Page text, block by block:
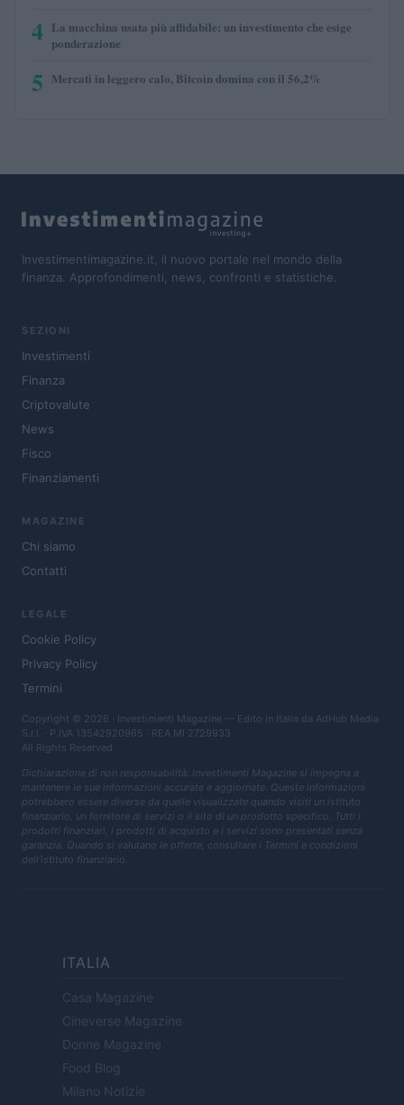
4 La macchina usata più affidabile: un investimento che esige
ponderazione
5 Mercati in leggero calo, Bitcoin domina con il 56,2%
Investimentimagazine.it, il nuovo portale nel mondo della
finanza. Approfondimenti, news, confronti e statistiche.
SEZIONI
Investimenti
Finanza
Criptovalute
News
Fisco
Finanziamenti
MAGAZINE
Chi siamo
Contatti
LEGALE
Cookie Policy
Privacy Policy
Termini
Copyright © 2026 · Investimenti Magazine — Edito in Italia da AdHub Media
S.r.l. · P.IVA 13542920965 · REA MI 2729933
All Rights Reserved
Dichiarazione di non responsabilità: Investimenti Magazine si impegna a
mantenere le sue informazioni accurate e aggiornate. Queste informazioni
potrebbero essere diverse da quelle visualizzate quando visiti un istituto
finanziario, un fornitore di servizi o il sito di un prodotto specifico. Tutti i
prodotti finanziari, i prodotti di acquisto e i servizi sono presentati senza
garanzia. Quando si valutano le offerte, consultare i Termini e condizioni
dell'istituto finanziario.
ITALIA
Casa Magazine
Cineverse Magazine
Donne Magazine
Food Blog
Milano Notizie